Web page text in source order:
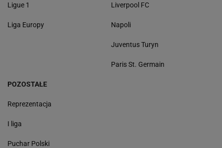
Ligue 1
Liga Europy
Liverpool FC
Napoli
Juventus Turyn
Paris St. Germain
POZOSTAŁE
Reprezentacja
I liga
Puchar Polski